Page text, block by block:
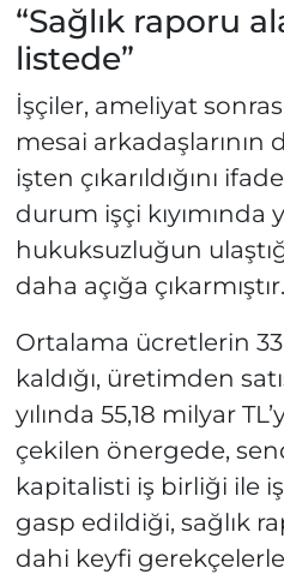
“Sağlık raporu
listede”
İşçiler, ameliyat
mesai arkadaşlarının
işten çıkarıldığını
durum işçi kıyımında
hukuksuzluğun
daha açığa çıkarmıştır.
Ortalama ücretlerin
kaldığı, üretimden
yılında 55,18 milyar
çekilen önergede,
kapitalisti iş birliği ile
gasp edildiği, sağlık
dahi keyfi gerekçelerle